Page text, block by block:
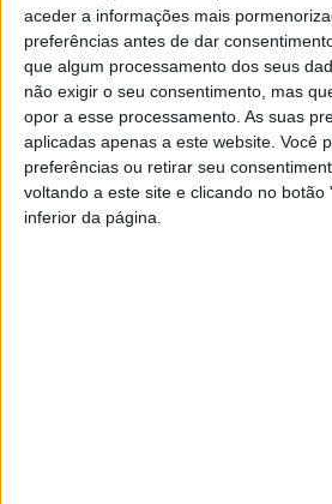
aceder a informações mais
preferências antes de dar
que algum processamento dos seus
não exigir o seu consentimento, mas
opor a esse processamento. As suas
aplicadas apenas a este website. Você
preferências ou retirar seu
voltando a este site e clicando no botão
inferior da página.
autarquia de Castelo Branco
Mulher e a Liberdade”.
A iniciativa vai decorrer no Salão
Municipal, com início marcado para
O evento está integrado no ciclo de